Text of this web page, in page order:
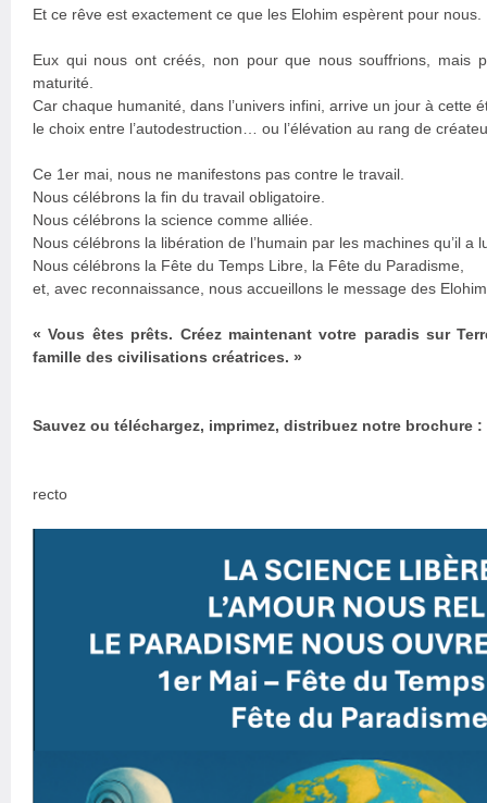
Et ce rêve est exactement ce que les Elohim espèrent pour nous.
Eux qui nous ont créés, non pour que nous souffrions, mais
maturité.
Car chaque humanité, dans l’univers infini, arrive un jour à cette
le choix entre l’autodestruction… ou l’élévation au rang de
Ce 1er mai, nous ne manifestons pas contre le travail.
Nous célébrons la fin du travail obligatoire.
Nous célébrons la science comme alliée.
Nous célébrons la libération de l’humain par les machines qu’il a
Nous célébrons la Fête du Temps Libre, la Fête du Paradisme,
et, avec reconnaissance, nous accueillons le message des
« Vous êtes prêts. Créez maintenant votre paradis sur
famille des civilisations créatrices. »
Sauvez ou téléchargez, imprimez, distribuez notre brochure :
recto